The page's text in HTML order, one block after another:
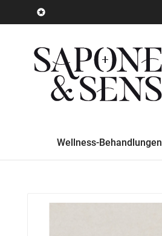

Wellness-Behandlungen